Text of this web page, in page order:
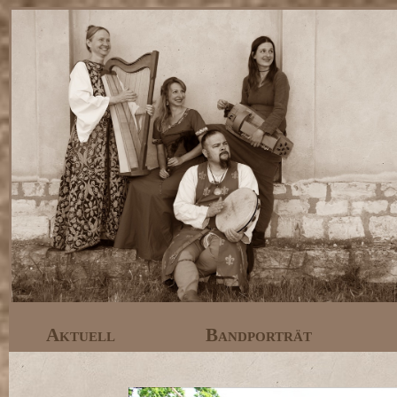
Aktuell Bandporträt